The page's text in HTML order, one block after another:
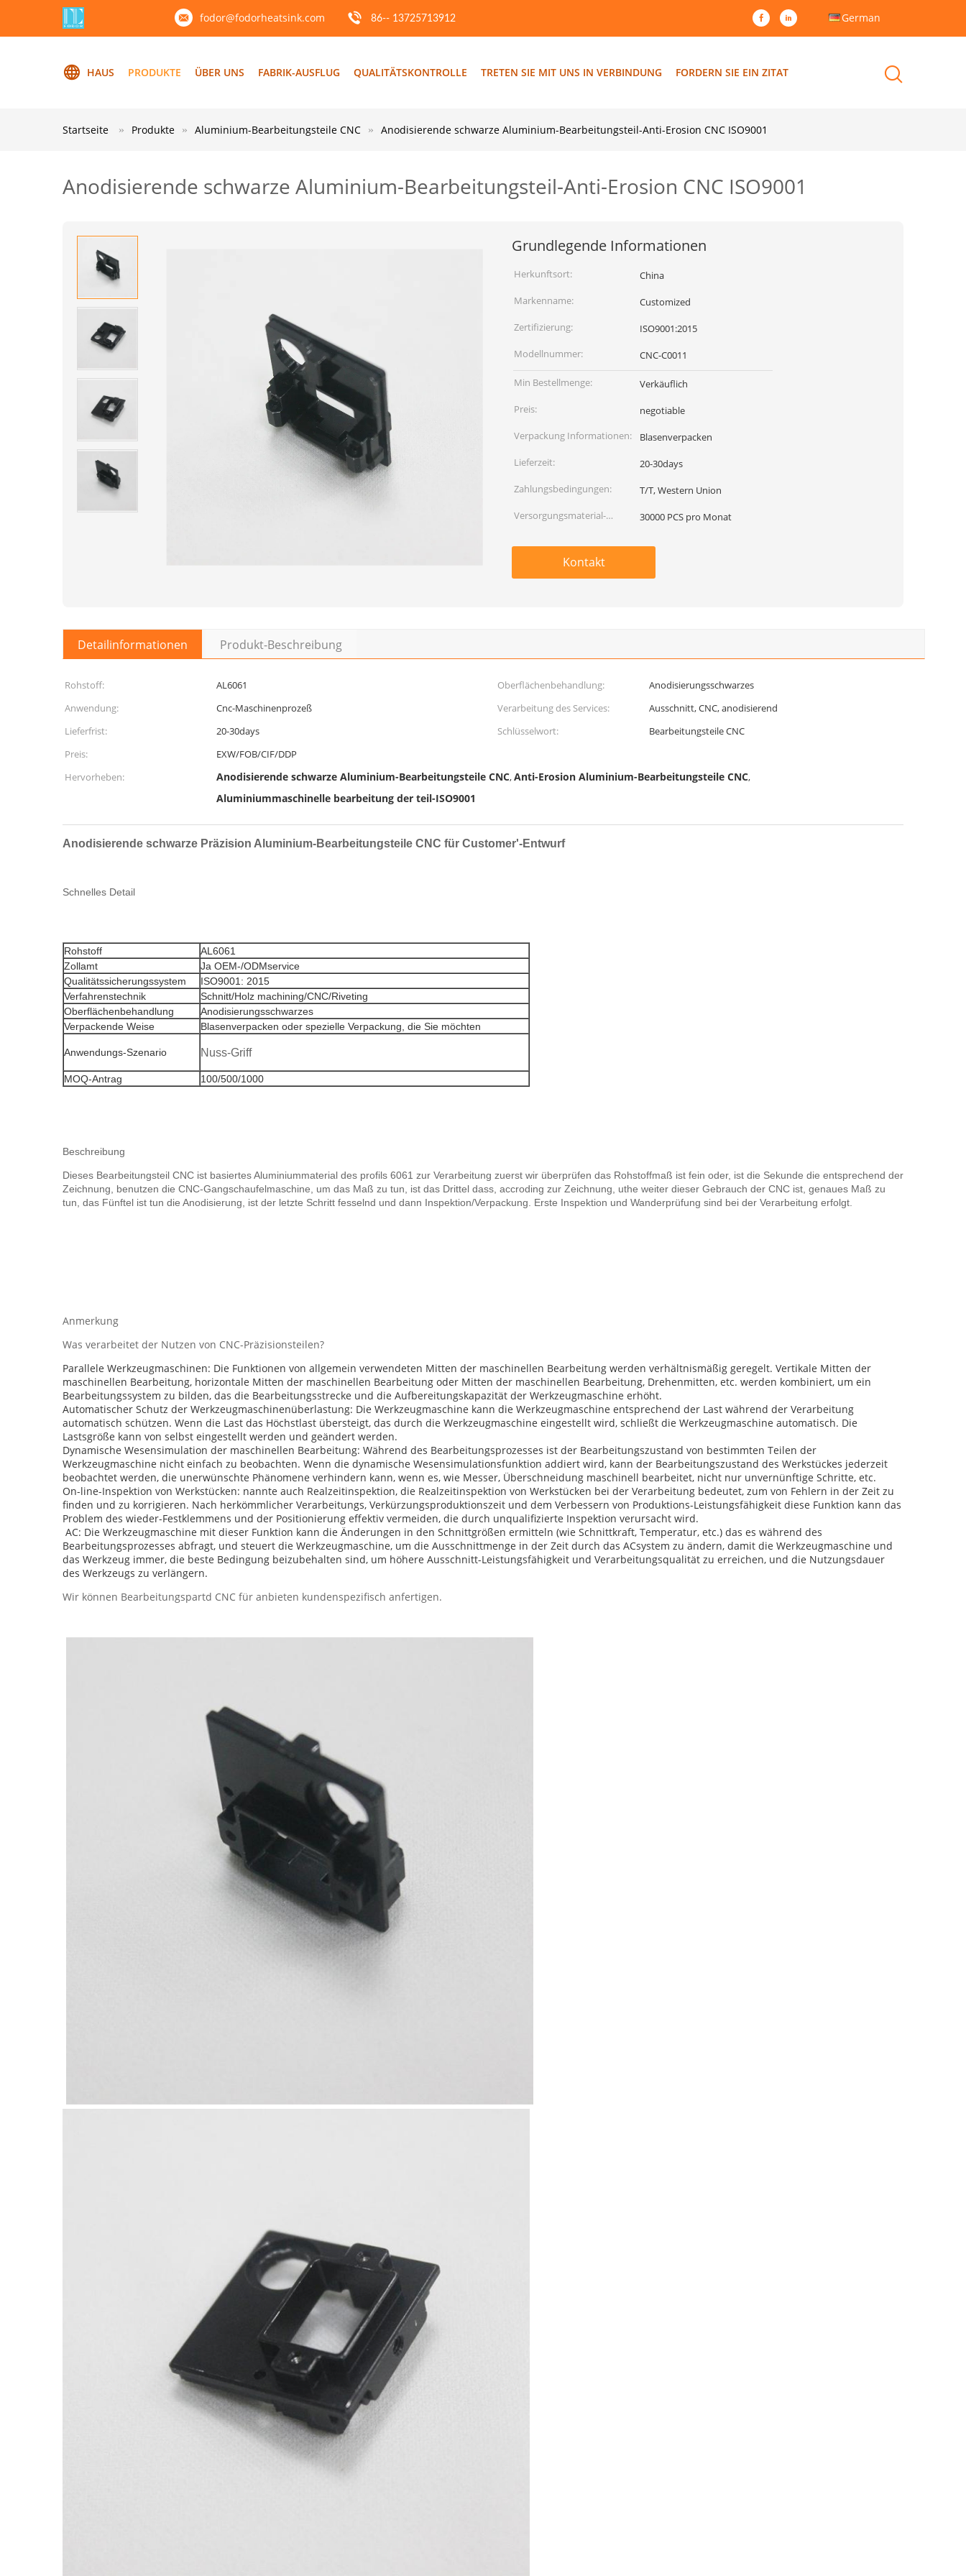
fodor@fodorheatsink.com 86-- 13725713912 German
HAUS PRODUKTE ÜBER UNS FABRIK-AUSFLUG QUALITÄTSKONTROLLE TRETEN SIE MIT UNS IN VERBINDUNG FORDERN SIE EIN ZITAT
Startseite Produkte Aluminium-Bearbeitungsteile CNC Anodisierende schwarze Aluminium-Bearbeitungsteil-Anti-Erosion CNC ISO9001
Anodisierende schwarze Aluminium-Bearbeitungsteil-Anti-Erosion CNC ISO9001
Grundlegende Informationen
Herkunftsort:
China
Markenname:
Customized
Zertifizierung:
ISO9001:2015
Modellnummer:
CNC-C0011
Min Bestellmenge:
Verkäuflich
Preis:
negotiable
Verpackung Informationen:
Blasenverpacken
Lieferzeit:
20-30days
Zahlungsbedingungen:
T/T, Western Union
Versorgungsmaterial-
30000 PCS pro Monat
Kontakt
Detailinformationen Produkt-Beschreibung
Rohstoff: AL6061 Oberflächenbehandlung:
Anodisierungsschwarzes
Anwendung:
Cnc-Maschinenprozeß Verarbeitung des Services:
Ausschnitt, CNC, anodisierend
Lieferfrist:
20-30days Schlüsselwort:
Bearbeitungsteile CNC
Preis:
EXW/FOB/CIF/DDP
Hervorheben:
Anodisierende schwarze Aluminium-Bearbeitungsteile CNC,Anti-Erosion Aluminium-Bearbeitungsteile CNC,
Aluminiummaschinelle bearbeitung der teil-ISO9001
Anodisierende schwarze Präzision Aluminium-Bearbeitungsteile CNC für Customer'-Entwurf
Schnelles Detail
Rohstoff
AL6061
Zollamt
Ja OEM-/ODMservice
Qualitätssicherungssystem
ISO9001: 2015
Verfahrenstechnik
Schnitt/Holz machining/CNC/Riveting
Oberflächenbehandlung
Anodisierungsschwarzes
Verpackende Weise
Blasenverpacken oder spezielle Verpackung, die Sie möchten
Anwendungs-Szenario Nuss-Griff
MOQ-Antrag 100/500/1000
Beschreibung
Dieses Bearbeitungsteil CNC ist basiertes Aluminiummaterial des profils 6061 zur Verarbeitung zuerst wir überprüfen das Rohstoffmaß ist fein oder, ist die Sekunde die entsprechend der
Zeichnung, benutzen die CNC-Gangschaufelmaschine, um das Maß zu tun, ist das Drittel dass, accroding zur Zeichnung, uthe weiter dieser Gebrauch der CNC ist, genaues Maß zu
tun, das Fünftel ist tun die Anodisierung, ist der letzte Schritt fesselnd und dann Inspektion/Verpackung. Erste Inspektion und Wanderprüfung sind bei der Verarbeitung erfolgt.
Anmerkung
Was verarbeitet der Nutzen von CNC-Präzisionsteilen?
Parallele Werkzeugmaschinen: Die Funktionen von allgemein verwendeten Mitten der maschinellen Bearbeitung werden verhältnismäßig geregelt. Vertikale Mitten der
maschinellen Bearbeitung, horizontale Mitten der maschinellen Bearbeitung oder Mitten der maschinellen Bearbeitung, Drehenmitten, etc. werden kombiniert, um ein
Bearbeitungssystem zu bilden, das die Bearbeitungsstrecke und die Aufbereitungskapazität der Werkzeugmaschine erhöht.
Automatischer Schutz der Werkzeugmaschinenüberlastung: Die Werkzeugmaschine kann die Werkzeugmaschine entsprechend der Last während der Verarbeitung
automatisch schützen. Wenn die Last das Höchstlast übersteigt, das durch die Werkzeugmaschine eingestellt wird, schließt die Werkzeugmaschine automatisch. Die
Lastsgröße kann von selbst eingestellt werden und geändert werden.
Dynamische Wesensimulation der maschinellen Bearbeitung: Während des Bearbeitungsprozesses ist der Bearbeitungszustand von bestimmten Teilen der
Werkzeugmaschine nicht einfach zu beobachten. Wenn die dynamische Wesensimulationsfunktion addiert wird, kann der Bearbeitungszustand des Werkstückes jederzeit
beobachtet werden, die unerwünschte Phänomene verhindern kann, wenn es, wie Messer, Überschneidung maschinell bearbeitet, nicht nur unvernünftige Schritte, etc.
On-line-Inspektion von Werkstücken: nannte auch Realzeitinspektion, die Realzeitinspektion von Werkstücken bei der Verarbeitung bedeutet, zum von Fehlern in der Zeit zu
finden und zu korrigieren. Nach herkömmlicher Verarbeitungs, Verkürzungsproduktionszeit und dem Verbessern von Produktions-Leistungsfähigkeit diese Funktion kann das
Problem des wieder-Festklemmens und der Positionierung effektiv vermeiden, die durch unqualifizierte Inspektion verursacht wird.
AC: Die Werkzeugmaschine mit dieser Funktion kann die Änderungen in den Schnittgrößen ermitteln (wie Schnittkraft, Temperatur, etc.) das es während des
Bearbeitungsprozesses abfragt, und steuert die Werkzeugmaschine, um die Ausschnittmenge in der Zeit durch das ACsystem zu ändern, damit die Werkzeugmaschine und
das Werkzeug immer, die beste Bedingung beizubehalten sind, um höhere Ausschnitt-Leistungsfähigkeit und Verarbeitungsqualität zu erreichen, und die Nutzungsdauer
des Werkzeugs zu verlängern.
Wir können Bearbeitungspartd CNC für anbieten kundenspezifisch anfertigen.